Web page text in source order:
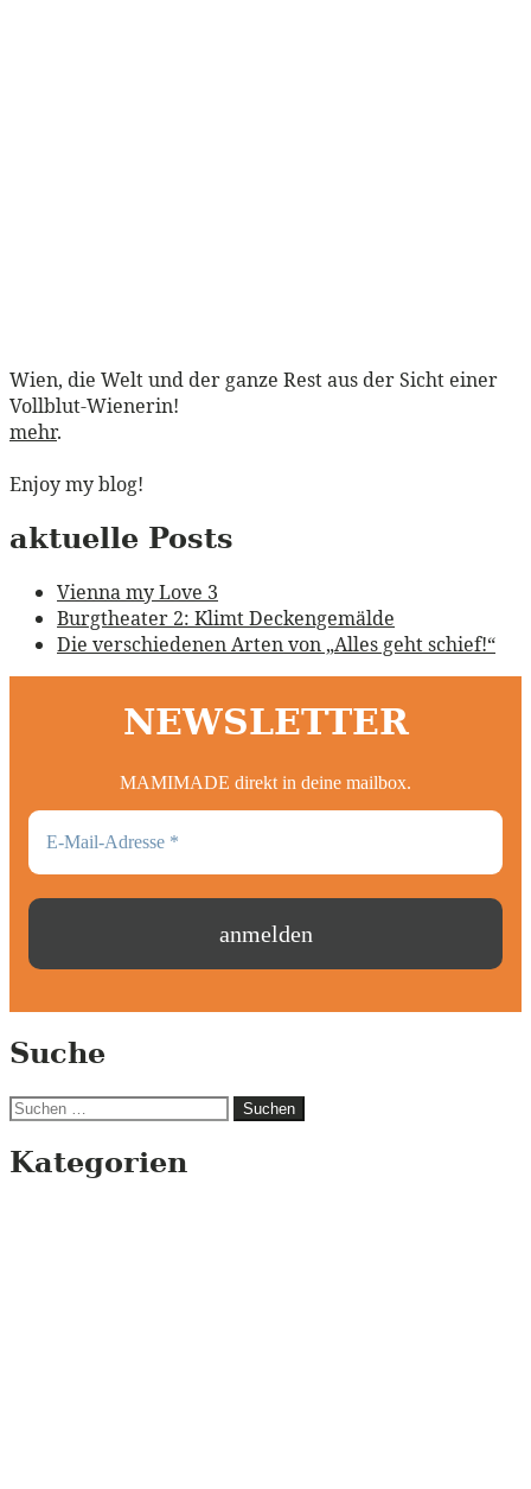
Wien, die Welt und der ganze Rest aus der Sicht einer
Vollblut-Wienerin!
mehr.
Enjoy my blog!
aktuelle Posts
Vienna my Love 3
Burgtheater 2: Klimt Deckengemälde
Die verschiedenen Arten von „Alles geht schief!“
NEWSLETTER
MAMIMADE direkt in deine mailbox.
Suche
Suchen
Kategorien